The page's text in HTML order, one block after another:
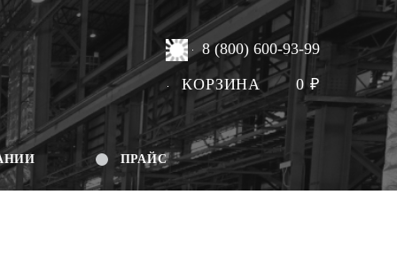
8 (800) 600-93-99
КОРЗИНА 0₽
ПРАЙС